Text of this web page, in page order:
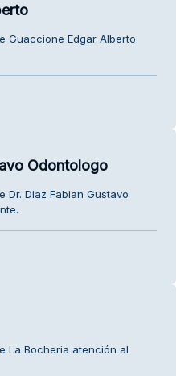
Guaccione Edgar Alberto
Odontologo
Dr. Diaz Fabian Gustavo
La Bocheria atención al